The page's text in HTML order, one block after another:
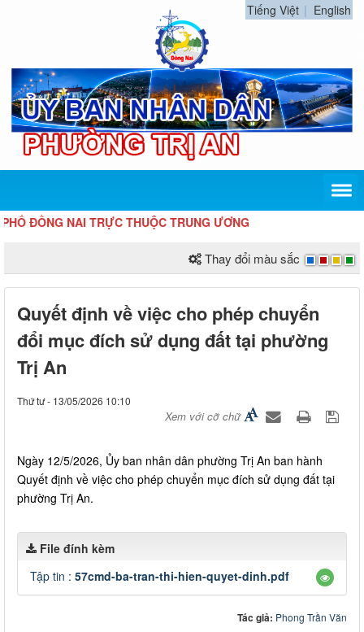
Tiếng Việt English
ĐỒNG NAI TRỰC THUỘC TRUNG ƯƠNG
Thay đổi màu sắc
Quyết định về việc cho phép chuyển
đổi mục đích sử dụng đất tại phường
Trị An
Thứ tư - 13/05/2026 10:10
Xem với cỡ chữ
Ngày 12/5/2026, Ủy ban nhân dân phường Trị An ban hành
Quyết định về việc cho phép chuyển mục đích sử dụng đất tại
phường Trị An.
File đính kèm
Tập tin : 57cmd-ba-tran-thi-hien-quyet-dinh.pdf
Tác giả: Phong Trần Văn